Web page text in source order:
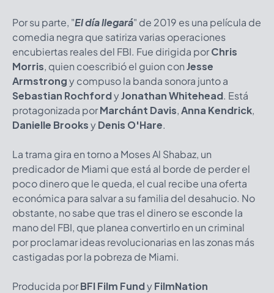
Por su parte, "El día llegará" de 2019 es una película de
comedia negra que satiriza varias operaciones
encubiertas reales del FBI. Fue dirigida porChris
Morris, quien coescribió el guion conJesse
Armstrongy compuso la banda sonora junto a
Sebastian RochfordyJonathan Whitehead. Está
protagonizada porMarchánt Davis,Anna Kendrick,
Danielle BrooksyDenis O'Hare.
La trama gira en torno a Moses Al Shabaz, un
predicador de Miami que está al borde de perder el
poco dinero que le queda, el cual recibe una oferta
económica para salvar a su familia del desahucio. No
obstante, no sabe que tras el dinero se esconde la
mano del FBI, que planea convertirlo en un criminal
por proclamar ideas revolucionarias en las zonas más
castigadas por la pobreza de Miami.
Producida porBFI Film FundyFilmNation